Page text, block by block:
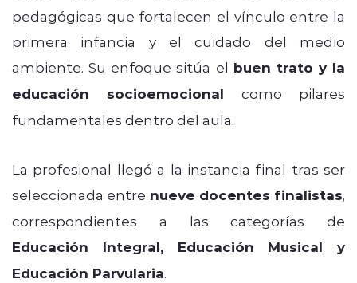
pedagógicas que fortalecen el vínculo entre la
primera infancia y el cuidado del medio
ambiente. Su enfoque sitúa el buen trato y la
educación socioemocional como pilares
fundamentales dentro del aula.
La profesional llegó a la instancia final tras ser
seleccionada entre nueve docentes finalistas,
correspondientes a las categorías de
Educación Integral, Educación Musical y
Educación Parvularia.